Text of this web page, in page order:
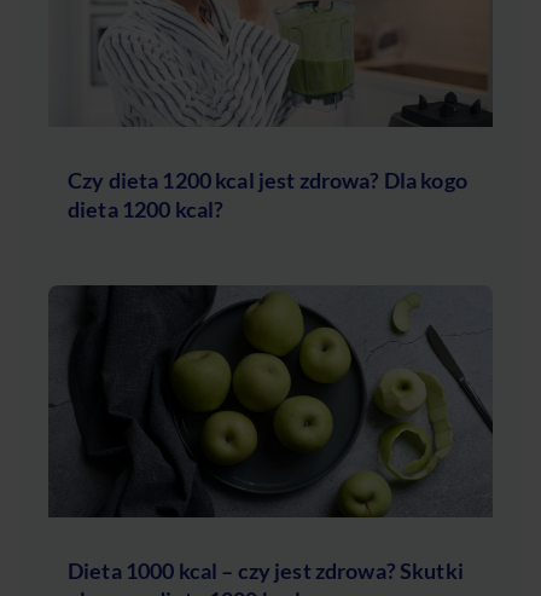
Czy dieta 1200 kcal jest zdrowa? Dla kogo
dieta 1200 kcal?
Dieta 1000 kcal – czy jest zdrowa? Skutki